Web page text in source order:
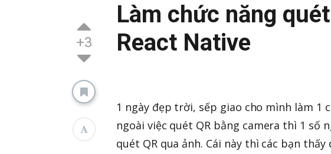
+3
Làm chức năng
React Native
1 ngày đẹp trời, sếp giao cho mình làm 1
ngoài việc quét QR bằng camera thì 1 số
quét QR qua ảnh. Cái này thì các bạn